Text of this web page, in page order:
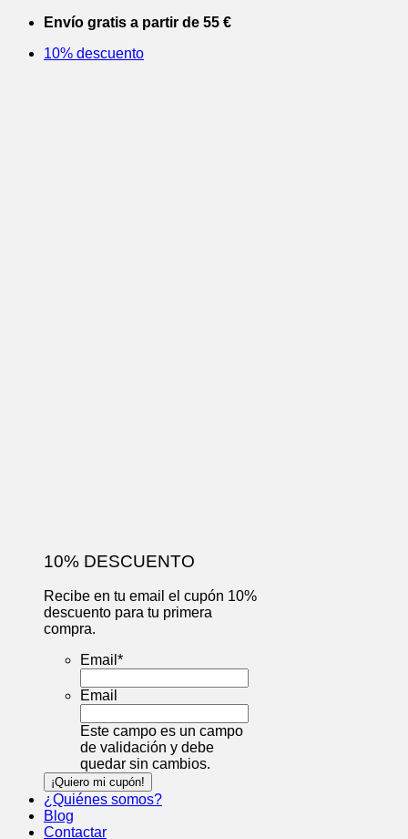
Saltar
contenido
Envío gratis a partir de 55 €
10% descuento
10% DESCUENTO
Recibe en tu email el cupón 10%
descuento para tu primera
compra.
Email *
Email
Este campo es un campo
de validación y debe
quedar sin cambios.
¿Quiénes somos?
Blog
Contactar